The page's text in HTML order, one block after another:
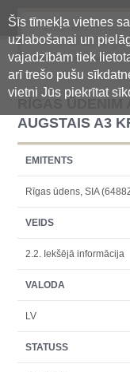
Šīs tīmekļa vietnes
uzlabošanai un
vajadzībām tiek
arī trešo pušu
vietni Jūs piekrītat
Oficiālā
centralizētā
RĪGAS
AUGSTAIS A3
EMITENTS
Rīgas ūdens, SIA
VEIDS
2.2. Iekšējā informācija
VALODA
LV
STATUSS